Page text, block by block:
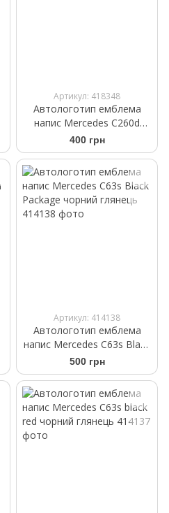
Артикул: 418348
Автологотип емблема
напис Mercedes C260d
Black Package чорний
глянець
400 грн
Артикул: 414138
Автологотип емблема
напис Mercedes C63s Black
Package чорний глянець
500 грн